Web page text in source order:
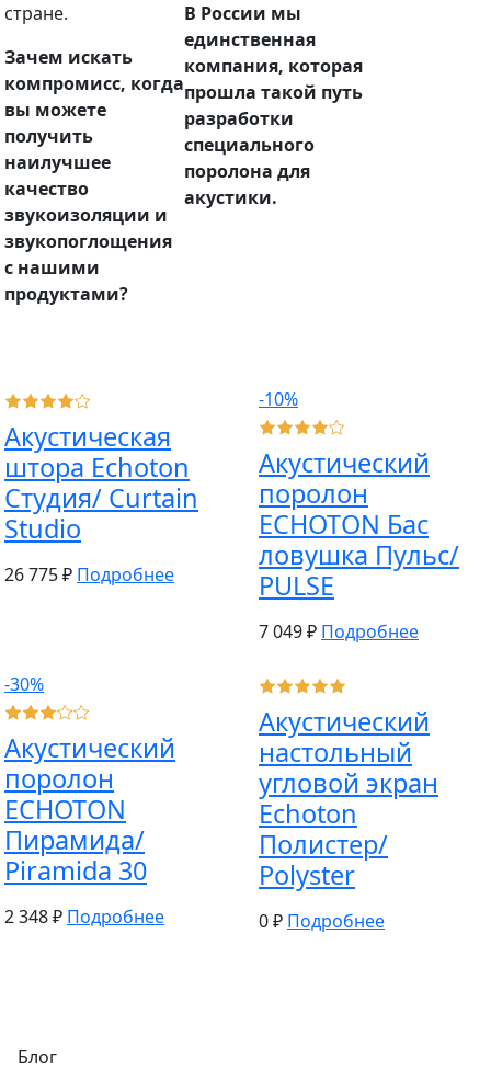
стране.
Зачем искать
компромисс, когда
вы можете
получить
наилучшее
качество
звукоизоляции и
звукопоглощения
с нашими
продуктами?
В России мы
единственная
компания, которая
прошла такой путь
разработки
специального
поролона для
акустики.
Акустическая
штора Echoton
Студия/ Curtain
Studio
26 775 ₽ Подробнее
-10%
Акустический
поролон
ECHOTON Бас
ловушка Пульс/
PULSE
7 049 ₽ Подробнее
-30%
Акустический
поролон
ECHOTON
Пирамида/
Piramida 30
2 348 ₽ Подробнее
Акустический
настольный
угловой экран
Echoton
Полистер/
Polyster
0 ₽ Подробнее
Блог